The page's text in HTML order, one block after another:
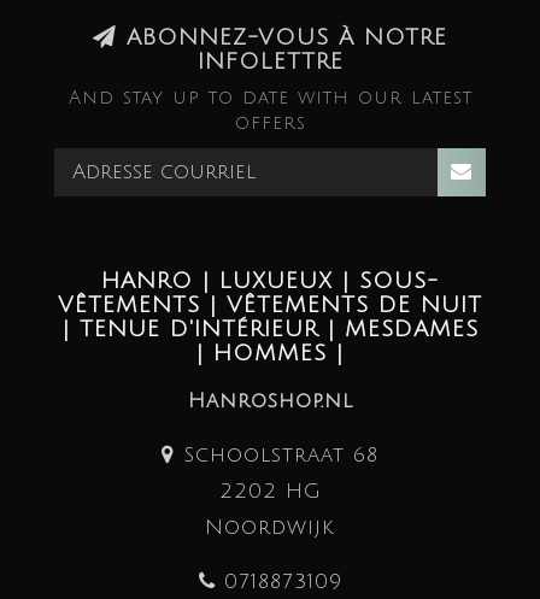
ABONNEZ-VOUS À NOTRE
INFOLETTRE
And stay up to date with our latest
offers
HANRO | LUXUEUX | SOUS-
VÊTEMENTS | VÊTEMENTS DE NUIT
| TENUE D'INTÉRIEUR | MESDAMES
| HOMMES |
Hanroshop.nl
Schoolstraat 68
2202 HG
Noordwijk
0718873109